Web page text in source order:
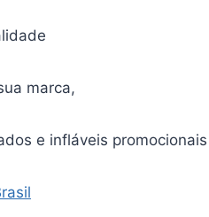
marca,
e infláveis promocionais